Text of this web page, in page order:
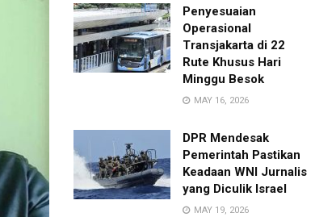
Penyesuaian
Operasional
Transjakarta di 22
Rute Khusus Hari
Minggu Besok
MAY 16, 2026
DPR Mendesak
Pemerintah Pastikan
Keadaan WNI Jurnalis
yang Diculik Israel
MAY 19, 2026